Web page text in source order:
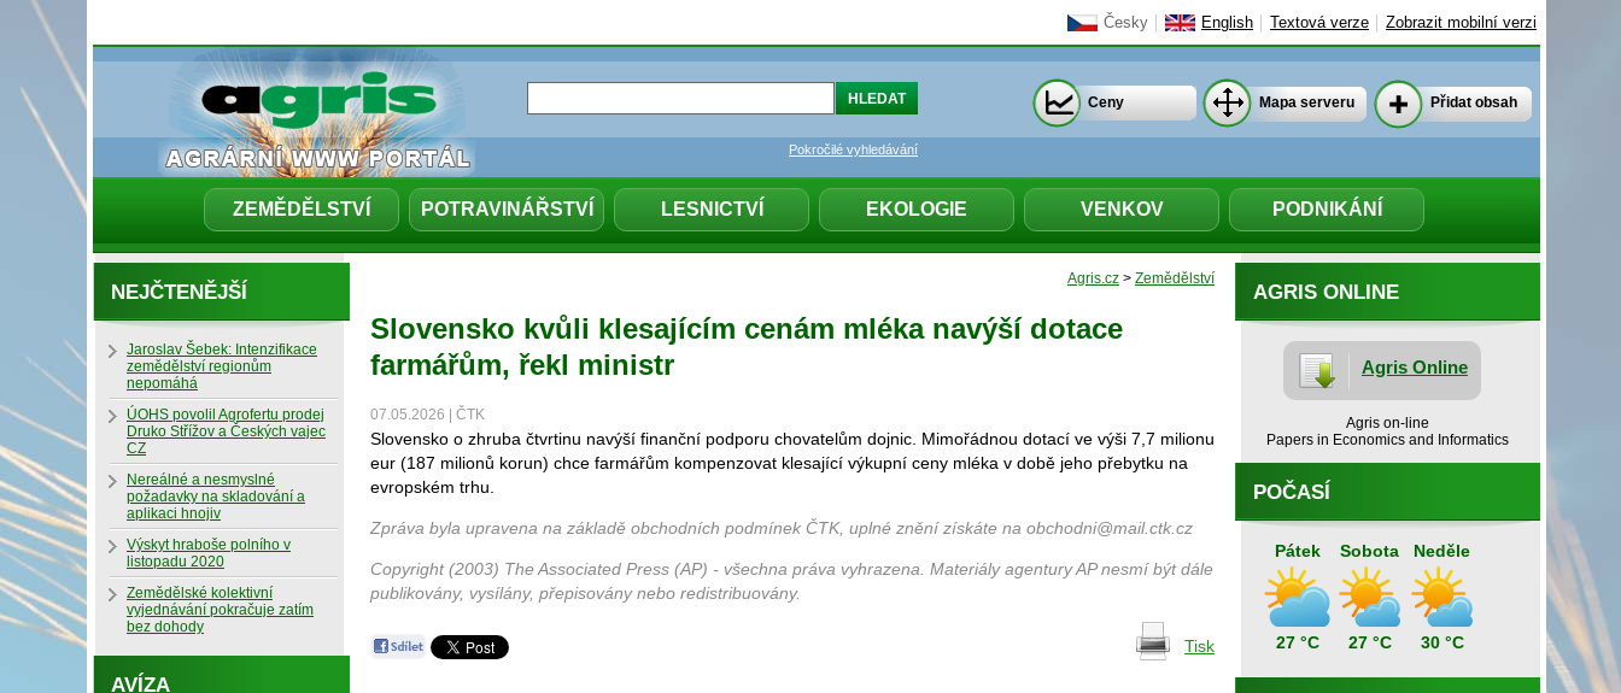
Česky English Textová verze Zobrazit mobilní verzi
ZEMĚDĚLSTVÍ POTRAVINÁŘSTVÍ LESNICTVÍ EKOLOGIE VENKOV PODNIKÁNÍ
Pokročilé vyhledávání
Ceny Mapa serveru Přidat obsah
Agris.cz > Zemědělství
Slovensko kvůli klesajícím cenám mléka navýší dotace
farmářům, řekl ministr
07.05.2026 | ČTK
Slovensko o zhruba čtvrtinu navýší finanční podporu chovatelům dojnic. Mimořádnou dotací ve výši 7,7 milionu
eur (187 milionů korun) chce farmářům kompenzovat klesající výkupní ceny mléka v době jeho přebytku na
evropském trhu.
Zpráva byla upravena na základě obchodních podmínek ČTK, uplné znění získáte na obchodni@mail.ctk.cz
Copyright (2003) The Associated Press (AP) - všechna práva vyhrazena. Materiály agentury AP nesmí být dále
publikovány, vysílány, přepisovány nebo redistribuovány.
Tisk
AGRIS ONLINE
Agris Online
Agris on-line
Papers in Economics and Informatics
POČASÍ
Pátek
27 °C
Sobota
27 °C
Neděle
30 °C
NEJČTENĚJŠÍ
Jaroslav Šebek: Intenzifikace
zemědělství regionům
nepomáhá
ÚOHS povolil Agrofertu prodej
Druko Střížov a Českých vajec
CZ
Nereálné a nesmyslné
požadavky na skladování a
aplikaci hnojiv
Výskyt hraboše polního v
listopadu 2020
Zemědělské kolektivní
vyjednávání pokračuje zatím
bez dohody
AVÍZA